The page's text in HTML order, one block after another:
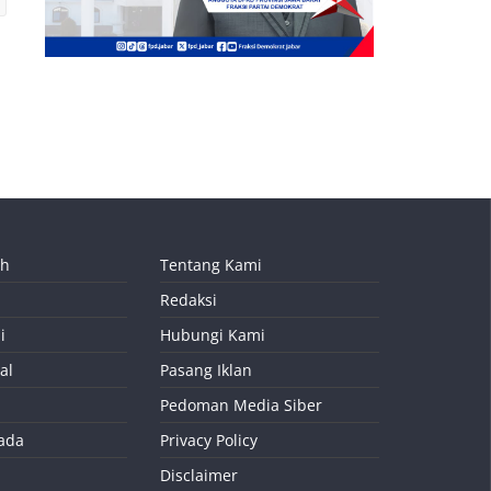
Tentang Kami
Redaksi
Hubungi Kami
Pasang Iklan
Pedoman Media Siber
Privacy Policy
Disclaimer